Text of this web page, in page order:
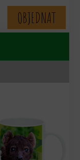
OBJEDNAT